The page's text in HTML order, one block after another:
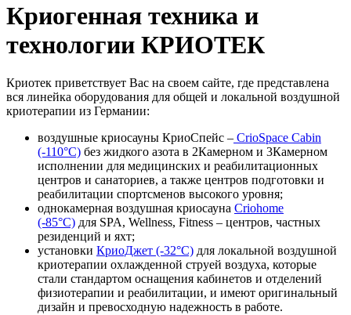
Криогенная техника и
технологии КРИОТЕК
Криотек приветствует Вас на своем сайте, где представлена
вся линейка оборудования для общей и локальной воздушной
криотерапии из Германии:
воздушные криосауны КриоСпейс – CrioSpace Cabin
(-110°С) без жидкого азота в 2Камерном и 3Камерном
исполнении для медицинских и реабилитационных
центров и санаториев, а также центров подготовки и
реабилитации спортсменов высокого уровня;
однокамерная воздушная криосауна Criohome
(-85°С) для SPA, Wellness, Fitness – центров, частных
резиденций и яхт;
установки КриоДжет (-32°С) для локальной воздушной
криотерапии охлажденной струей воздуха, которые
стали стандартом оснащения кабинетов и отделений
физиотерапии и реабилитации, и имеют оригинальный
дизайн и превосходную надежность в работе.